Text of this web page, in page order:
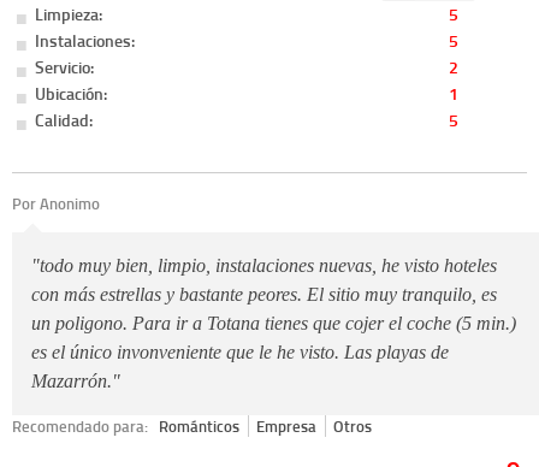
Limpieza:
5
Instalaciones:
5
Servicio:
2
Ubicación:
1
Calidad:
5
Por Anonimo
"todo muy bien, limpio, instalaciones nuevas, he visto hoteles
con más estrellas y bastante peores. El sitio muy tranquilo, es
un poligono. Para ir a Totana tienes que cojer el coche (5 min.)
es el único invonveniente que le he visto. Las playas de
Mazarrón."
Recomendado para: Románticos Empresa Otros